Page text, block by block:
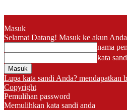
Masuk
Selamat Datang! Masuk ke akun Anda
nama
kata
Lupa kata sandi Anda? mendapatkan
Copyright
Pemulihan password
Memulihkan kata sandi anda